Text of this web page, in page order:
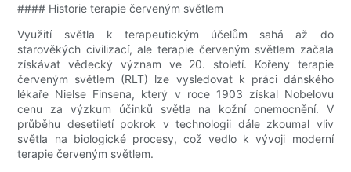
#### Historie terapie červeným světlem
Využití světla k terapeutickým účelům sahá až do
starověkých civilizací, ale terapie červeným světlem začala
získávat vědecký význam ve 20. století. Kořeny terapie
červeným světlem (RLT) lze vysledovat k práci dánského
lékaře Nielse Finsena, který v roce 1903 získal Nobelovu
cenu za výzkum účinků světla na kožní onemocnění. V
průběhu desetiletí pokrok v technologii dále zkoumal vliv
světla na biologické procesy, což vedlo k vývoji moderní
terapie červeným světlem.